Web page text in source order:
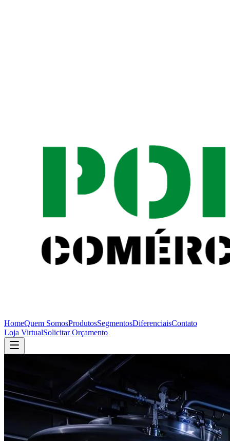
HomeQuem SomosProdutosSegmentosDiferenciaisContato
Loja VirtualSolicitar Orçamento